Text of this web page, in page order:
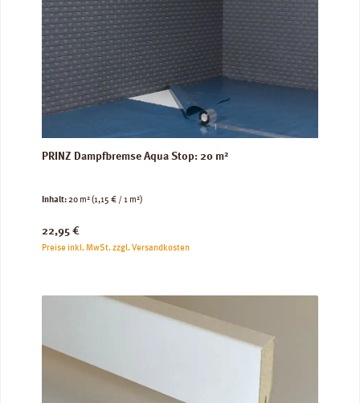
PRINZ Dampfbremse Aqua Stop: 20 m²
Inhalt:20 m²(1,15 € / 1 m²)
Regulärer Preis:
22,95 €
Preise inkl. MwSt. zzgl. Versandkosten